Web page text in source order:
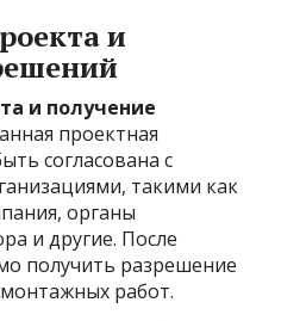
и
и получение
проектная
согласована с
такими как
органы
и другие. После
получить разрешение
работ.